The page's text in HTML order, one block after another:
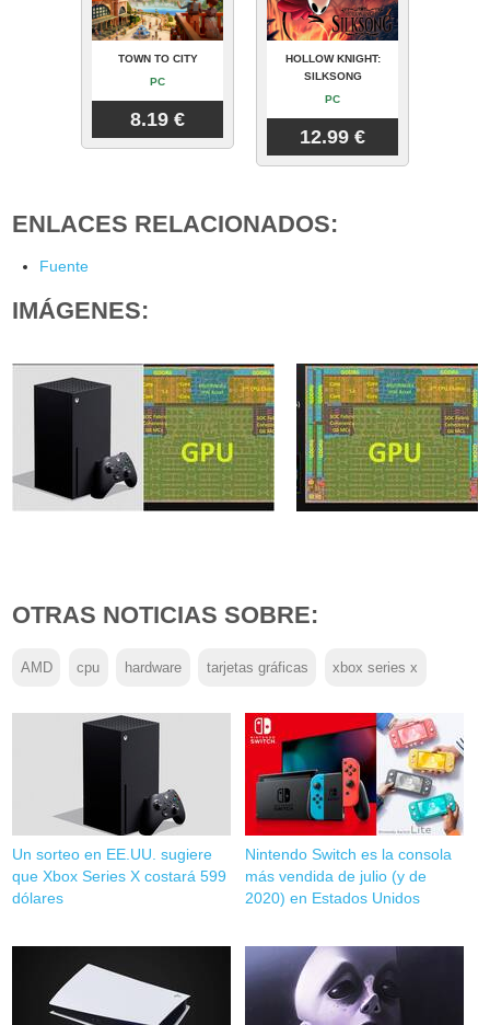
TOWN TO CITY
PC
8.19 €
HOLLOW KNIGHT:
SILKSONG
PC
12.99 €
ENLACES RELACIONADOS:
Fuente
IMÁGENES:
OTRAS NOTICIAS SOBRE:
AMD cpu hardware tarjetas gráficas xbox series x
Un sorteo en EE.UU. sugiere
que Xbox Series X costará 599
dólares
Nintendo Switch es la consola
más vendida de julio (y de
2020) en Estados Unidos